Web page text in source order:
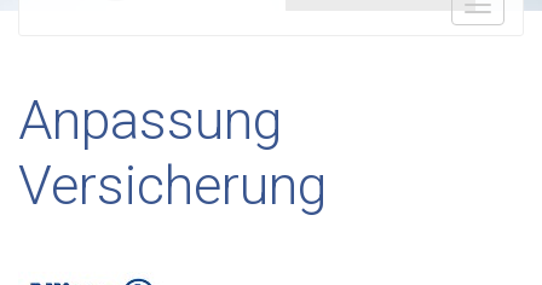
Anpassung
Versicherung